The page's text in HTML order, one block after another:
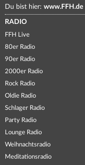
Du bist hier: www.FFH.de
RADIO
FFH Live
80er Radio
90er Radio
2000er Radio
Rock Radio
Oldie Radio
Schlager Radio
Party Radio
Lounge Radio
Weihnachtsradio
Meditationsradio